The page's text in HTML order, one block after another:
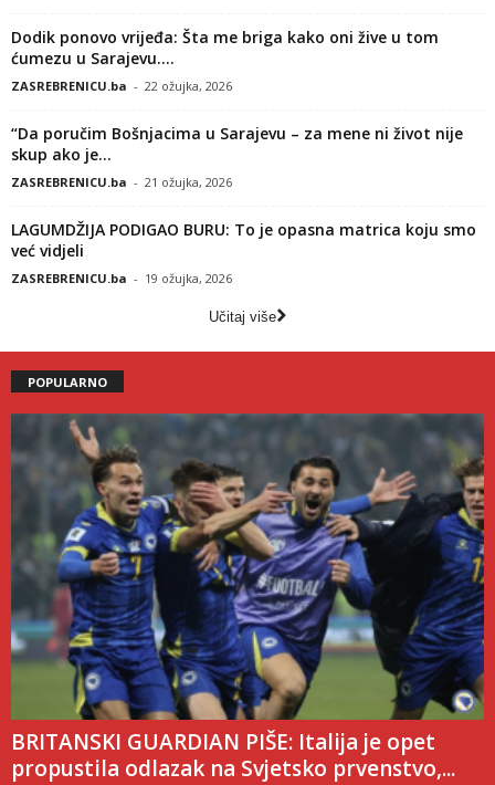
Dodik ponovo vrijeđa: Šta me briga kako oni žive u tom
ćumezu u Sarajevu....
ZASREBRENICU.ba - 22 ožujka, 2026
“Da poručim Bošnjacima u Sarajevu – za mene ni život nije
skup ako je...
ZASREBRENICU.ba - 21 ožujka, 2026
LAGUMDŽIJA PODIGAO BURU: To je opasna matrica koju smo
već vidjeli
ZASREBRENICU.ba - 19 ožujka, 2026
Učitaj više
POPULARNO
BRITANSKI GUARDIAN PIŠE: Italija je opet
propustila odlazak na Svjetsko prvenstvo,...